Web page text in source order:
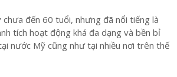
chưa đến 60 tuổi, nhưng đã nổi tiếng là
tích hoạt động khá đa dạng và bền bỉ
nước Mỹ cũng như tại nhiều nơi trên thế